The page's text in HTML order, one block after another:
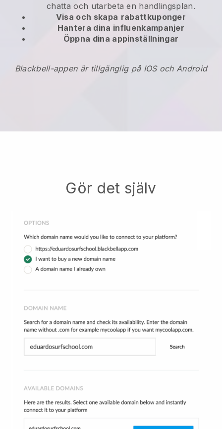
chatta och utarbeta en handlingsplan.
Visa och skapa rabattkuponger
Hantera dina influenkampanjer
Öppna dina appinställningar
Blackbell-appen är tillgänglig på IOS och Android
Gör det själv